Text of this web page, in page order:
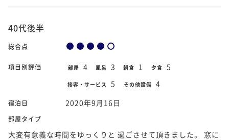
40代後半
総合点
項目別評価 部屋 4 風呂 3 朝食 1 夕食 5
接客・サービス 5 その他設備 4
宿泊日 2020年9月16日
部屋タイプ
大変有意義な時間をゆっくりと 過ごさせて頂きました。 窓に